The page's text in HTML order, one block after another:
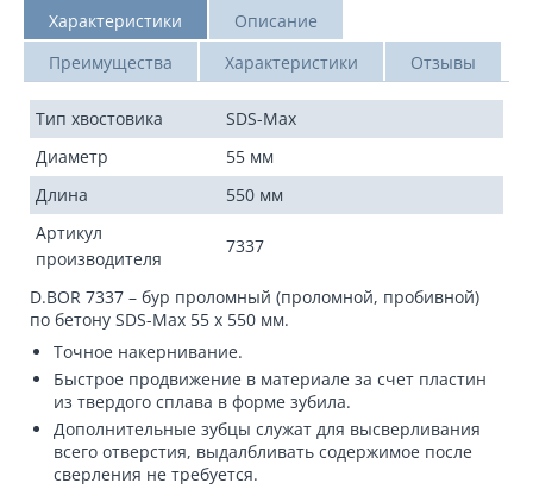
Характеристики
Описание
Преимущества
Характеристики Отзывы
Тип хвостовика
SDS-Max
Диаметр
55 мм
Длина
550 мм
Артикул
производителя
7337
D.BOR 7337 – бур проломный (проломной, пробивной)
по бетону SDS-Max 55 x 550 мм.
Точное накернивание.
Быстрое продвижение в материале за счет пластин
из твердого сплава в форме зубила.
Дополнительные зубцы служат для высверливания
всего отверстия, выдалбливать содержимое после
сверления не требуется.